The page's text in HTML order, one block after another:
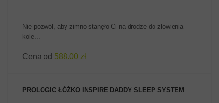
Nie pozwól, aby zimno stanęło Ci na drodze do złowienia
kole...
Cena od 588.00 zł
PROLOGIC ŁÓŻKO INSPIRE DADDY SLEEP SYSTEM